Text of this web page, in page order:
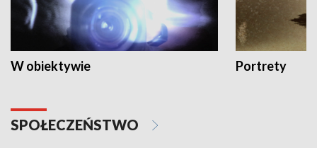
W obiektywie Portrety
SPOŁECZEŃSTWO